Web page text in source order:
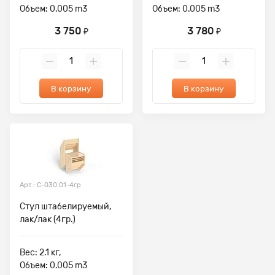
Объем: 0.005 m3
3 750 ₽
В корзину
Объем: 0.005 m3
3 780 ₽
В корзину
Арт.: С-030.01-4гр
Стул штабелируемый,
лак/лак (4гр.)
Вес: 2.1 кг,
Объем: 0.005 m3